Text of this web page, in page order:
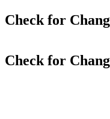
Check for
Check for